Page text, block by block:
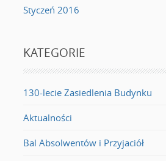
Styczeń 2016
KATEGORIE
130-lecie Zasiedlenia Budynku
Aktualności
Bal Absolwentów i Przyjaciół